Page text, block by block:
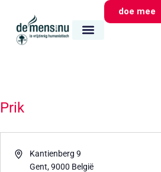
doe mee
Prik
AdresKantienberg 9
Gent,9000 België